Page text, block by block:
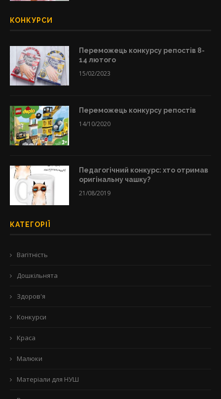
КОНКУРСИ
Переможець конкурсу репостів 8-
14 лютого
15/02/2023
Переможець конкурсу репостів
14/10/2020
Педагогічний конкурс: хто отримав
оригінальну чашку?
21/08/2019
КАТЕГОРІЇ
Вагітність
Дошкільнята
Здоров'я
Конкурси
Краса
Малюки
Матеріали для НУШ